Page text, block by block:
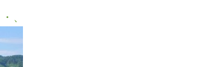
、